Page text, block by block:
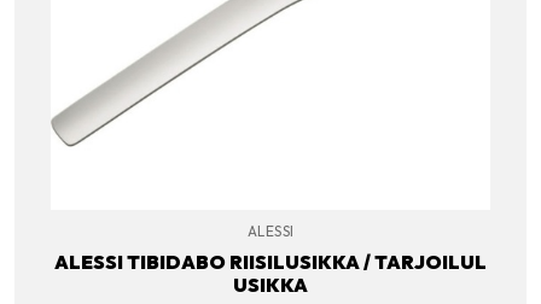
ALESSI
ALESSI TIBIDABO RIISILUSIKKA / TARJOILUL
USIKKA